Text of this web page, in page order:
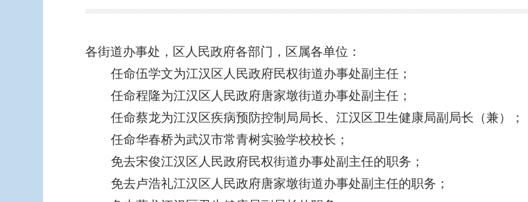
各街道办事处，区人民政府各部门，区属各单位：
任命伍学文为江汉区人民政府民权街道办事处副主任；
任命程隆为江汉区人民政府唐家墩街道办事处副主任；
任命蔡龙为江汉区疾病预防控制局局长、江汉区卫生健康局副局长（兼）；
任命华春桥为武汉市常青树实验学校校长；
免去宋俊江汉区人民政府民权街道办事处副主任的职务；
免去卢浩礼江汉区人民政府唐家墩街道办事处副主任的职务；